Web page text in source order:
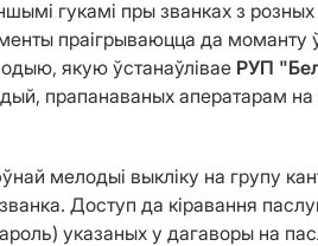
гукамі пры званках з
праігрываюцца да моманту
якую ўстанаўлівае РУП
прапанаваных аператарам
мелодыі выкліку на групу
Доступ да кіравання
пароль) указаных у дагаворы на